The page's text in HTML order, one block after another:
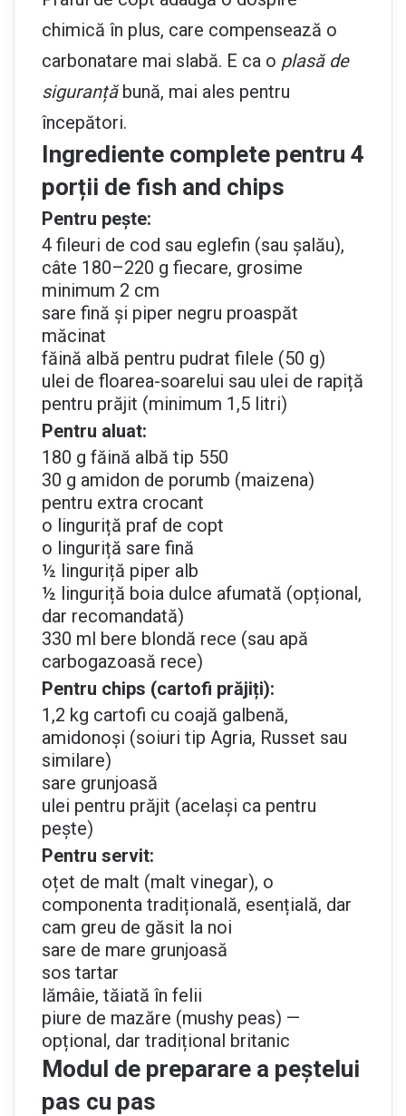
chimică în plus, care compensează o
carbonatare mai slabă. E ca o plasă de
siguranțăbună, mai ales pentru
începători.
Ingrediente complete pentru 4
porții de fish and chips
Pentru pește:
4 fileuri de cod sau eglefin (sau șalău),
câte 180–220 g fiecare, grosime
minimum 2 cm
sare fină și piper negru proaspăt
măcinat
făină albă pentru pudrat filele (50 g)
ulei de floarea-soarelui sau ulei de rapiță
pentru prăjit (minimum 1,5 litri)
Pentru aluat:
180 g făină albă tip 550
30 g amidon de porumb (maizena)
pentru extra crocant
o linguriță praf de copt
o linguriță sare fină
½ linguriță piper alb
½ linguriță boia dulce afumată (opțional,
dar recomandată)
330 ml bere blondă rece (sau apă
carbogazoasă rece)
Pentru chips (cartofi prăjiți):
1,2 kg cartofi cu coajă galbenă,
amidonoși (soiuri tip Agria, Russet sau
similare)
sare grunjoasă
ulei pentru prăjit (același ca pentru
pește)
Pentru servit:
oțet de malt (malt vinegar), o
componenta tradițională, esențială, dar
cam greu de găsit la noi
sare de mare grunjoasă
sos tartar
lămâie, tăiată în felii
piure de mazăre (mushy peas) —
opțional, dar tradițional britanic
Modul de preparare a peștelui
pas cu pas